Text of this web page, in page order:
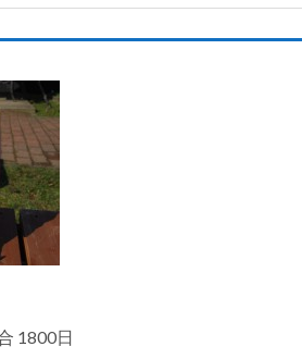
1800日